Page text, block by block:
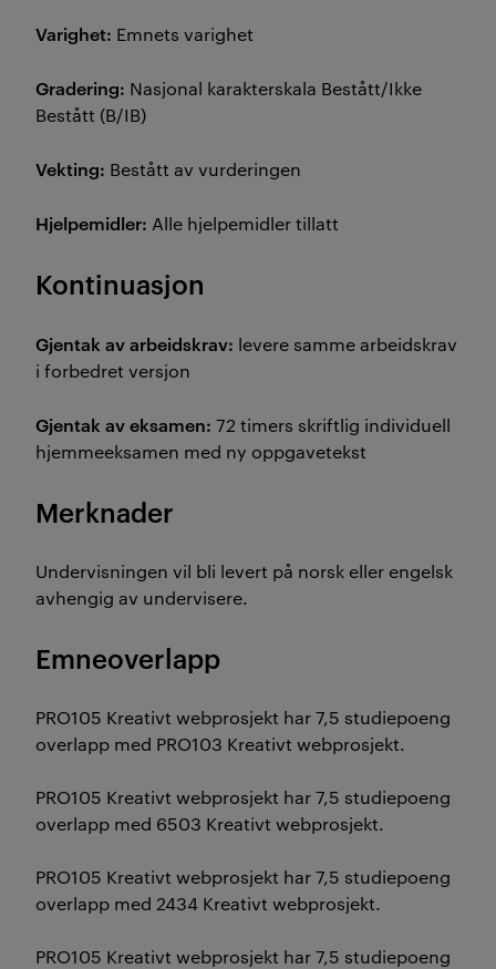
Varighet: Emnets varighet
Gradering: Nasjonal karakterskala Bestått/Ikke
Bestått (B/IB)
Vekting: Bestått av vurderingen
Hjelpemidler: Alle hjelpemidler tillatt
Kontinuasjon
Gjentak av arbeidskrav: levere samme arbeidskrav
i forbedret versjon
Gjentak av eksamen: 72 timers skriftlig individuell
hjemmeeksamen med ny oppgavetekst
Merknader
Undervisningen vil bli levert på norsk eller engelsk
avhengig av undervisere.
Emneoverlapp
PRO105 Kreativt webprosjekt har 7,5 studiepoeng
overlapp med PRO103 Kreativt webprosjekt.
PRO105 Kreativt webprosjekt har 7,5 studiepoeng
overlapp med 6503 Kreativt webprosjekt.
PRO105 Kreativt webprosjekt har 7,5 studiepoeng
overlapp med 2434 Kreativt webprosjekt.
PRO105 Kreativt webprosjekt har 7,5 studiepoeng